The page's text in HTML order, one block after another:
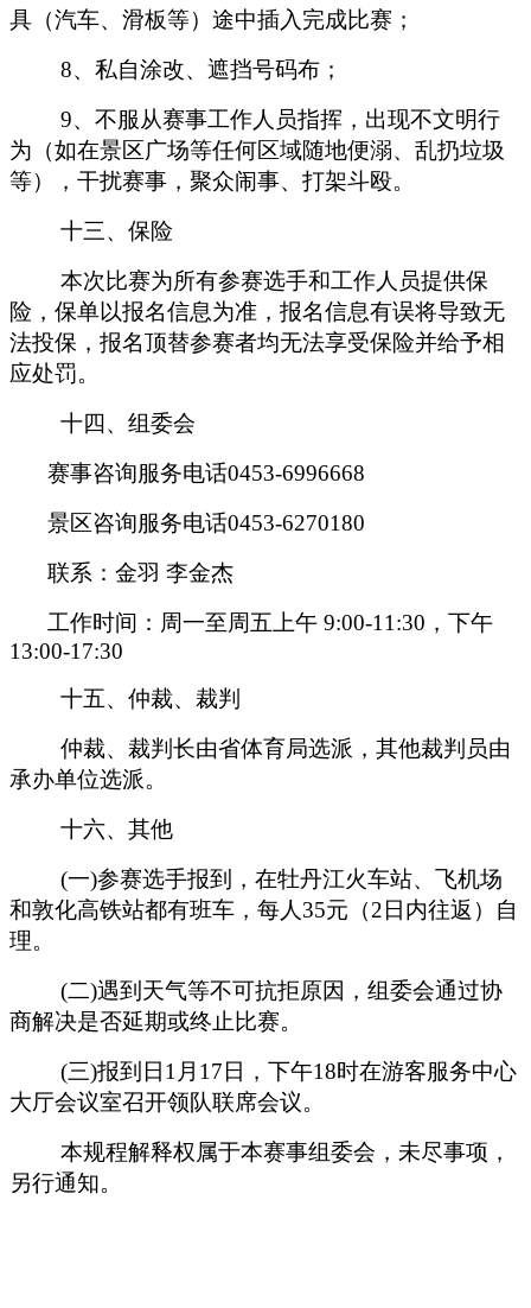
具（汽车、滑板等）途中插入完成比赛；
8、私自涂改、遮挡号码布；
9、不服从赛事工作人员指挥，出现不文明行
为（如在景区广场等任何区域随地便溺、乱扔垃圾
等），干扰赛事，聚众闹事、打架斗殴。
十三、保险
本次比赛为所有参赛选手和工作人员提供保
险，保单以报名信息为准，报名信息有误将导致无
法投保，报名顶替参赛者均无法享受保险并给予相
应处罚。
十四、组委会
赛事咨询服务电话0453-6996668
景区咨询服务电话0453-6270180
联系：金羽 李金杰
工作时间：周一至周五上午 9:00-11:30，下午
13:00-17:30
十五、仲裁、裁判
仲裁、裁判长由省体育局选派，其他裁判员由
承办单位选派。
十六、其他
(一)参赛选手报到，在牡丹江火车站、飞机场
和敦化高铁站都有班车，每人35元（2日内往返）自
理。
(二)遇到天气等不可抗拒原因，组委会通过协
商解决是否延期或终止比赛。
(三)报到日1月17日，下午18时在游客服务中心
大厅会议室召开领队联席会议。
本规程解释权属于本赛事组委会，未尽事项，
另行通知。